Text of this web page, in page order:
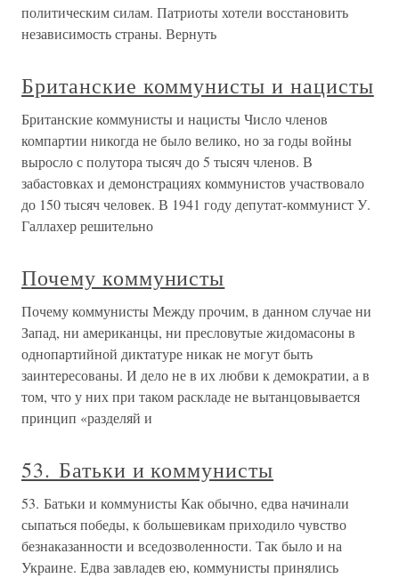
политическим силам. Патриоты хотели восстановить
независимость страны. Вернуть
Британские коммунисты и нацисты
Британские коммунисты и нацисты Число членов
компартии никогда не было велико, но за годы войны
выросло с полутора тысяч до 5 тысяч членов. В
забастовках и демонстрациях коммунистов участвовало
до 150 тысяч человек. В 1941 году депутат-коммунист У.
Галлахер решительно
Почему коммунисты
Почему коммунисты Между прочим, в данном случае ни
Запад, ни американцы, ни пресловутые жидомасоны в
однопартийной диктатуре никак не могут быть
заинтересованы. И дело не в их любви к демократии, а в
том, что у них при таком раскладе не вытанцовывается
принцип «разделяй и
53. Батьки и коммунисты
53. Батьки и коммунисты Как обычно, едва начинали
сыпаться победы, к большевикам приходило чувство
безнаказанности и вседозволенности. Так было и на
Украине. Едва завладев ею, коммунисты принялись